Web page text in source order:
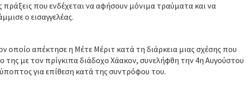
πράξεις που ενδέχεται να αφήσουν μόνιμα τραύματα και να
ο εισαγγελέας.
οποίο απέκτησε η Μέτε Μέριτ κατά τη διάρκεια μιας σχέσης που
της με τον πρίγκιπα διάδοχο Χάακον, συνελήφθη την 4η Αυγούστου
για επίθεση κατά της συντρόφου του.